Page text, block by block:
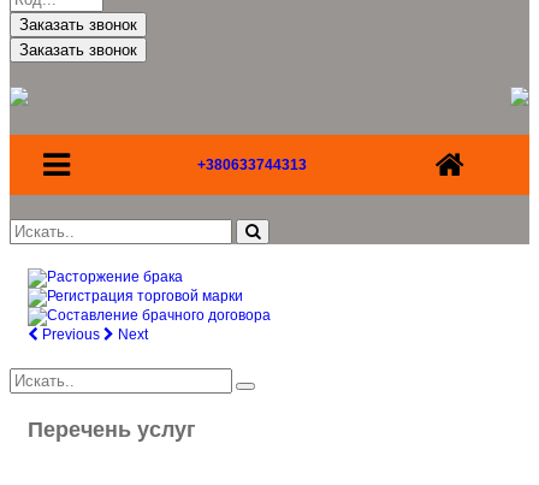
Заказать звонок
+380633744313
Previous Next
Перечень услуг